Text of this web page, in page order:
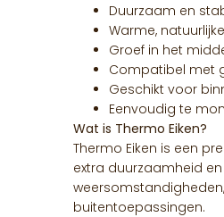
Duurzaam en
Warme,
Groef in het
Compatibel met
Geschikt voor
Eenvoudig te
Wat is Thermo Eiken?
Thermo Eiken is een
extra duurzaamheid
buitentoepassingen.